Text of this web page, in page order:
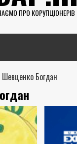
ПРО КОРУПЦІОНЕРІВ
Шевценко Богдан